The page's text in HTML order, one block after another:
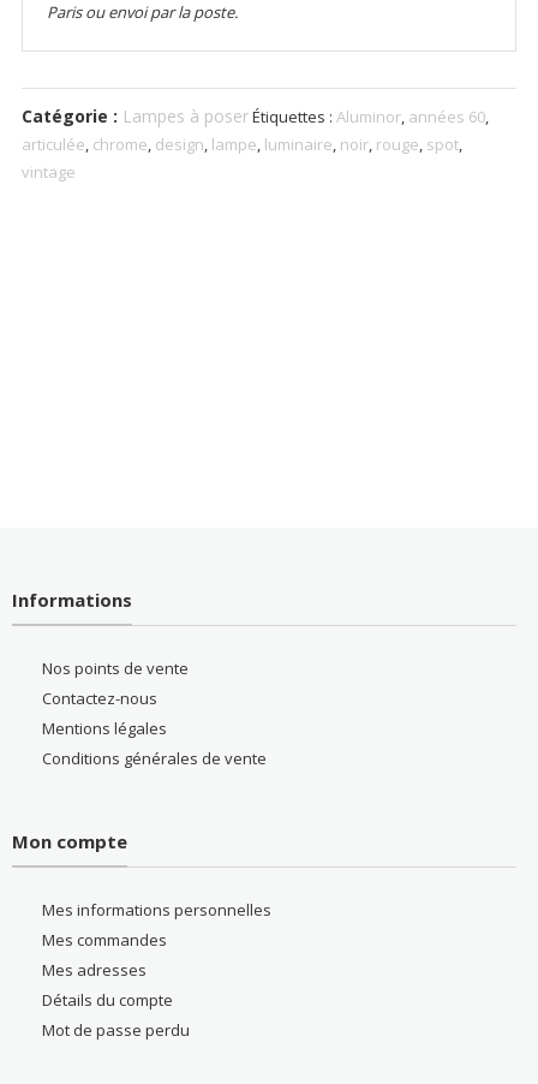
Paris ou envoi par la poste.
Catégorie : Lampes à poserÉtiquettes : Aluminor, années 60,
articulée, chrome, design, lampe, luminaire, noir, rouge, spot,
vintage
Informations
Nos points de vente
Contactez-nous
Mentions légales
Conditions générales de vente
Mon compte
Mes informations personnelles
Mes commandes
Mes adresses
Détails du compte
Mot de passe perdu